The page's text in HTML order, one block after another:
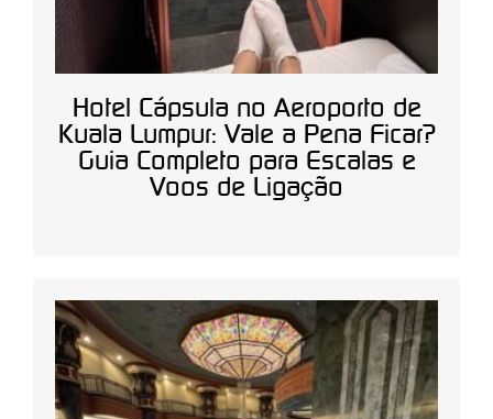
Hotel Cápsula no Aeroporto de
Kuala Lumpur: Vale a Pena Ficar?
Guia Completo para Escalas e
Voos de Ligação